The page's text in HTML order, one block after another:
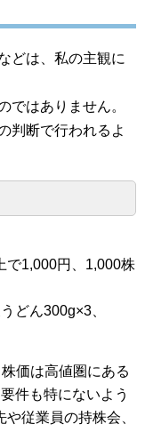
どは、私の主観に
ではありません。
判断で行われるよ
で1,000円、1,000株
どん300g×3、
価は高値圏にある
件も特にないよう
従業員の持株会、